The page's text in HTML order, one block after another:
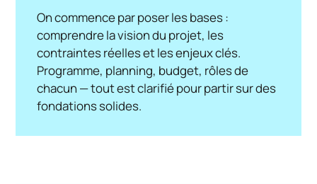
On commence par poser les bases :
comprendre la vision du projet, les
contraintes réelles et les enjeux clés.
Programme, planning, budget, rôles de
chacun — tout est clarifié pour partir sur des
fondations solides.